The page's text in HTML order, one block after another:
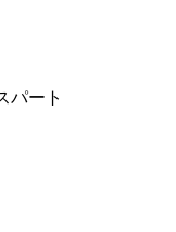
パート